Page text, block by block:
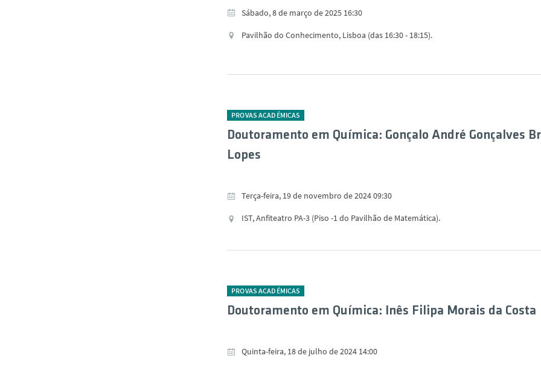
Sábado, 8 de março de 2025 16:30
Pavilhão do Conhecimento, Lisboa (das 16:30 - 18:15).
PROVAS ACADÉMICAS
Doutoramento em Química: Gonçalo André Gonçalves
Lopes
Terça-feira, 19 de novembro de 2024 09:30
IST, Anfiteatro PA-3 (Piso -1 do Pavilhão de Matemática).
PROVAS ACADÉMICAS
Doutoramento em Química: Inês Filipa Morais da Costa
Quinta-feira, 18 de julho de 2024 14:00